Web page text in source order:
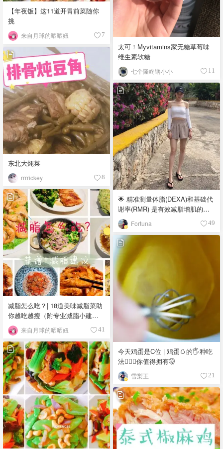
【年夜饭】这11道开胃前菜随你
挑
来自月球的晒晒妞 7
太可！Myvitamins家无糖草莓味
维生素软糖
七个隆咚锵小小 11
东北大炖菜
rrrrickey 8
🌟 精准测量体脂(DEXA)和基础代
谢率(RMR) 是有效减脂增肌的关
键所在Fortuna 49
减脂怎么吃？| 18道美味减脂菜助
你越吃越瘦（附专业减脂小建
议） 来自月球的晒晒妞 41
今天鸡蛋是C位 | 鸡蛋🥚的🖐种吃
法💁🏻‍♀️你值得拥有🤫
雪梨王 21